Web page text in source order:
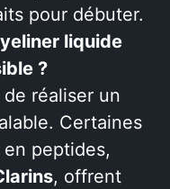
pour débuter.
liquide
?
réaliser un
Certaines
peptides,
, offrent